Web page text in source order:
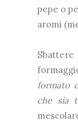
pepe o
aromi
formato
che sia